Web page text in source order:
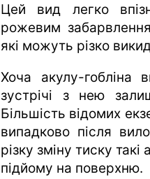
Цей вид легко
рожевим
які можуть різко
Хоча акулу-
зустрічі з нею
Більшість відомих
випадково після
різку зміну тиску
підйому на поверхню.